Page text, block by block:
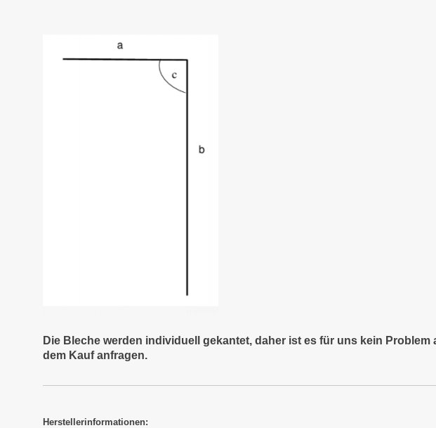
Die Bleche werden individuell gekantet, daher ist es für uns kein
dem Kauf anfragen.
Herstellerinformationen: